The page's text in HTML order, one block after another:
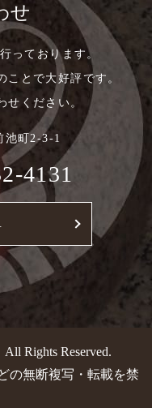
せ
っております。
ことで大好評です。
せください。
池町2-3-1
4131
Rights Reserved.
の無断複写・転載を禁